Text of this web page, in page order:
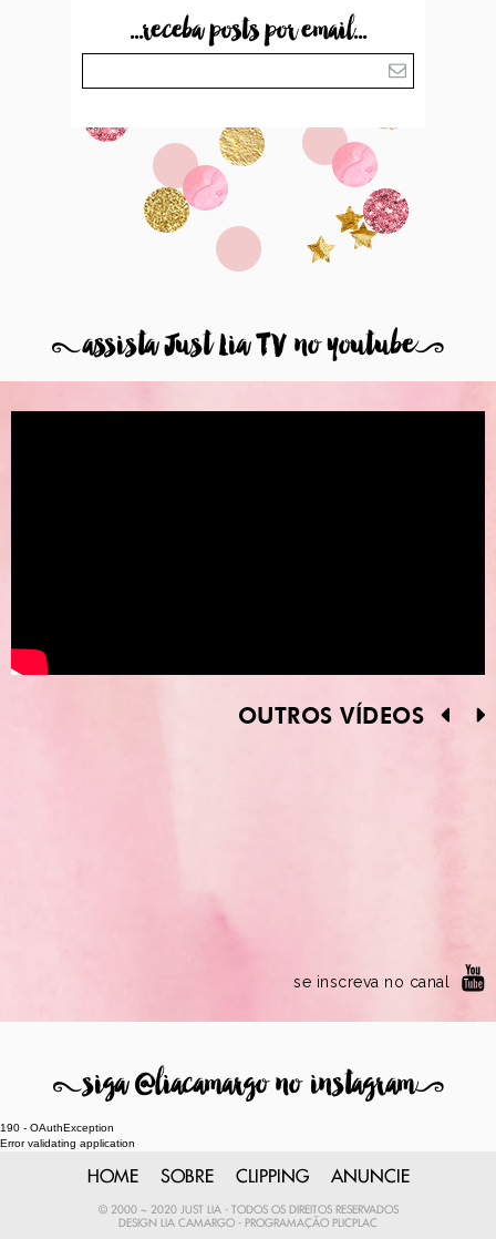
...receba posts por email...
8assista Just Lia TV no youtube9
OUTROS VÍDEOS
se inscreva no canal
8siga @liacamargo no instagram9
190 - OAuthException
Error validating application
HOME SOBRE CLIPPING ANUNCIE
© 2000 ~ 2020 JUST LIA - TODOS OS DIREITOS RESERVADOS
DESIGN
LIA CAMARGO - PROGRAMAÇÃO PLICPLAC